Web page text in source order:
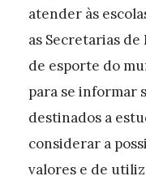
atender às
as Secretarias
de esporte do
para se informar
destinados a
considerar a
valores e de